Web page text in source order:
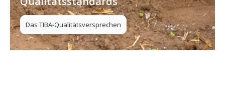
Das TIBA-Qualitätsversprechen